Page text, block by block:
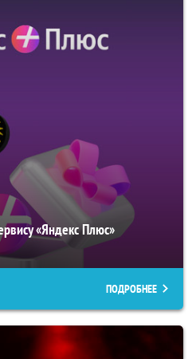
«Яндекс Плюс»
ПОДРОБНЕЕ